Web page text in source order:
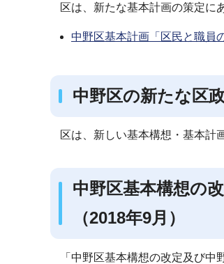
区は、新たな基本計画の策定に
中野区基本計画「区民と職員
中野区の新たな区
区は、新しい基本構想・基本計
中野区基本構想の
（2018年9月）
「中野区基本構想の改定及び